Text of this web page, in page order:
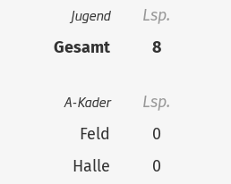
Jugend Lsp.
Gesamt
8
A-Kader Lsp.
Feld
0
Halle
0